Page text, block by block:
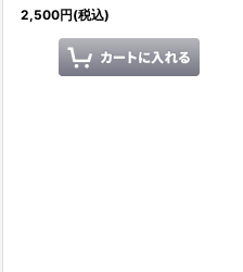
2,500円(税込)